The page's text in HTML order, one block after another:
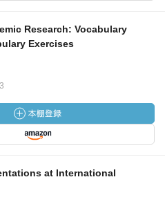
Research: Vocabulary
Exercises
3
at International